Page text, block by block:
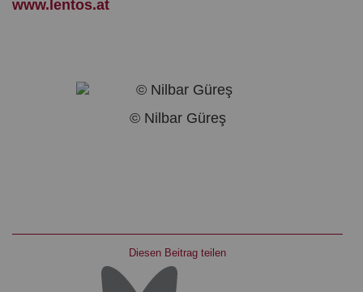
www.lentos.at
© Nilbar Güreş
Diesen Beitrag teilen